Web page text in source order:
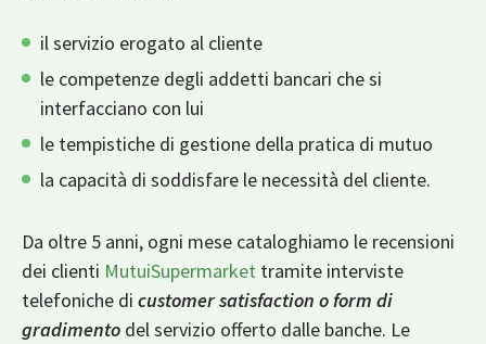
il servizio erogato al cliente
le competenze degli addetti bancari che si
interfacciano con lui
le tempistiche di gestione della pratica di mutuo
la capacità di soddisfare le necessità del cliente.
Da oltre 5 anni, ogni mese cataloghiamo le recensioni
dei clienti MutuiSupermarket tramite interviste
telefoniche di customer satisfaction o form di
gradimento del servizio offerto dalle banche. Le